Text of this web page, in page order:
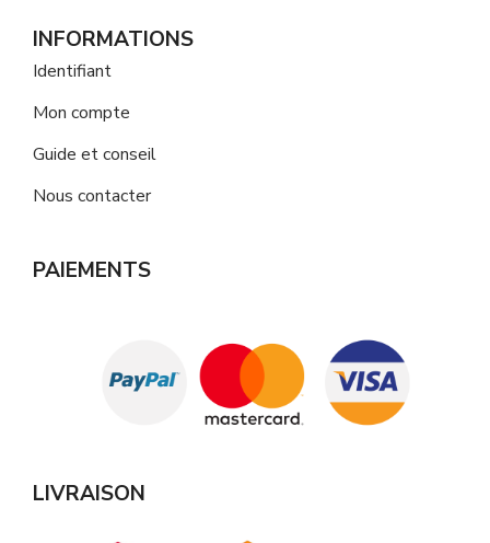
INFORMATIONS
Identifiant
Mon compte
Guide et conseil
Nous contacter
PAIEMENTS
LIVRAISON